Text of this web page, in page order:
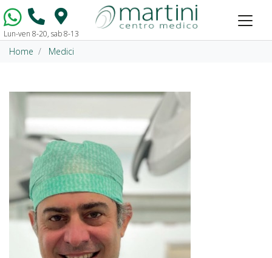
Vai al contenuto
Lun-ven 8-20, sab 8-13
Home Medici